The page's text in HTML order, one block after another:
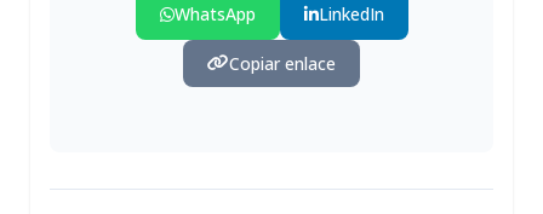
WhatsApp LinkedIn
Copiar enlace